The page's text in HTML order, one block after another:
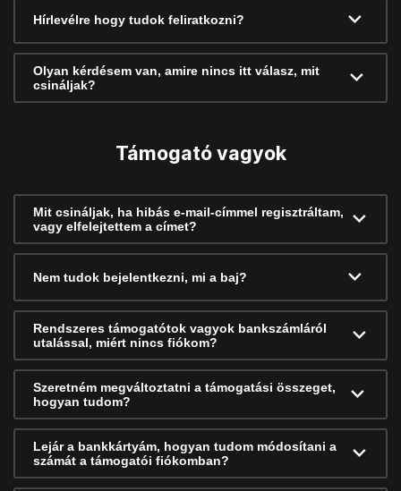
Hírlevélre hogy tudok feliratkozni?
Olyan kérdésem van, amire nincs itt válasz, mit
csináljak?
Támogató vagyok
Mit csináljak, ha hibás e-mail-címmel regisztráltam,
vagy elfelejtettem a címet?
Nem tudok bejelentkezni, mi a baj?
Rendszeres támogatótok vagyok bankszámláról
utalással, miért nincs fiókom?
Szeretném megváltoztatni a támogatási összeget,
hogyan tudom?
Lejár a bankkártyám, hogyan tudom módosítani a
számát a támogatói fiókomban?